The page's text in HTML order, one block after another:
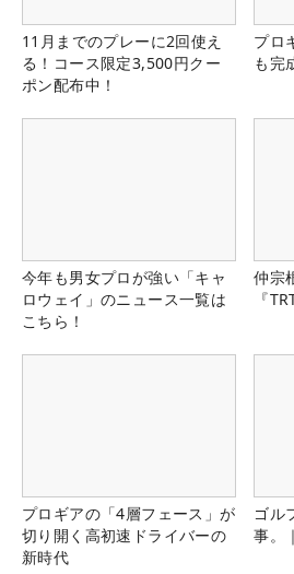
11月までのプレーに2回使え
る！コース限定3,500円クー
ポン配布中！
プロ
も完
今年も男女プロが強い「キャ
ロウェイ」のニュース一覧は
こちら！
仲宗
『
プロギアの「4層フェース」が
切り開く高初速ドライバーの
新時代
ゴル
事。